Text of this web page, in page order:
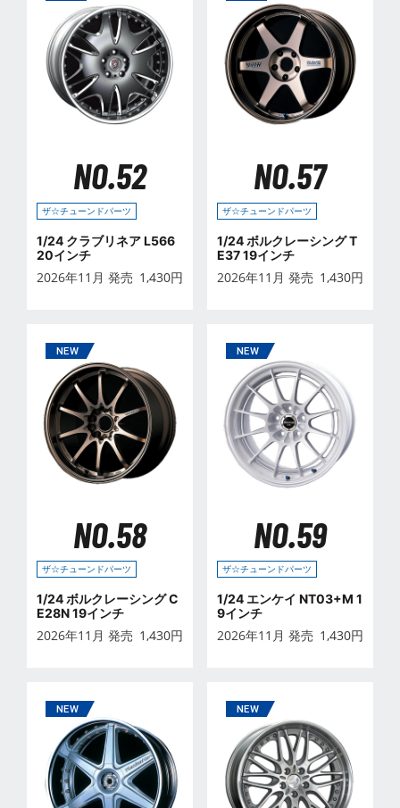
NO.52
ザ☆チューンドパーツ
1/24 クラブリネア L566
20インチ
2026年11月 発売 1,430円
NO.57
ザ☆チューンドパーツ
1/24 ボルクレーシング T
E37 19インチ
2026年11月 発売 1,430円
NO.58
ザ☆チューンドパーツ
1/24 ボルクレーシング C
E28N 19インチ
2026年11月 発売 1,430円
NO.59
ザ☆チューンドパーツ
1/24 エンケイ NT03+M 1
9インチ
2026年11月 発売 1,430円